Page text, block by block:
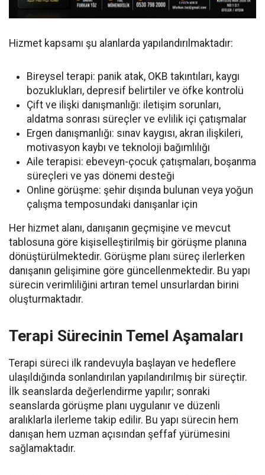
Hizmet kapsamı şu alanlarda yapılandırılmaktadır:
Bireysel terapi: panik atak, OKB takıntıları, kaygı
bozuklukları, depresif belirtiler ve öfke kontrolü
Çift ve ilişki danışmanlığı: iletişim sorunları,
aldatma sonrası süreçler ve evlilik içi çatışmalar
Ergen danışmanlığı: sınav kaygısı, akran ilişkileri,
motivasyon kaybı ve teknoloji bağımlılığı
Aile terapisi: ebeveyn-çocuk çatışmaları, boşanma
süreçleri ve yas dönemi desteği
Online görüşme: şehir dışında bulunan veya yoğun
çalışma temposundaki danışanlar için
Her hizmet alanı, danışanın geçmişine ve mevcut
tablosuna göre kişiselleştirilmiş bir görüşme planına
dönüştürülmektedir. Görüşme planı süreç ilerlerken
danışanın gelişimine göre güncellenmektedir. Bu yapı
sürecin verimliliğini artıran temel unsurlardan birini
oluşturmaktadır.
Terapi Sürecinin Temel Aşamaları
Terapi süreci ilk randevuyla başlayan ve hedeflere
ulaşıldığında sonlandırılan yapılandırılmış bir süreçtir.
İlk seanslarda değerlendirme yapılır; sonraki
seanslarda görüşme planı uygulanır ve düzenli
aralıklarla ilerleme takip edilir. Bu yapı sürecin hem
danışan hem uzman açısından şeffaf yürümesini
sağlamaktadır.